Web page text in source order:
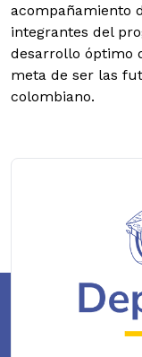
acompañamiento
integrantes del
desarrollo óptimo
meta de ser las
colombiano.